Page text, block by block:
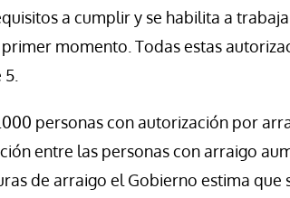
a cumplir y se habilita a
momento. Todas estas
personas con autorización por
entre las personas con arraigo
de arraigo el Gobierno estima que